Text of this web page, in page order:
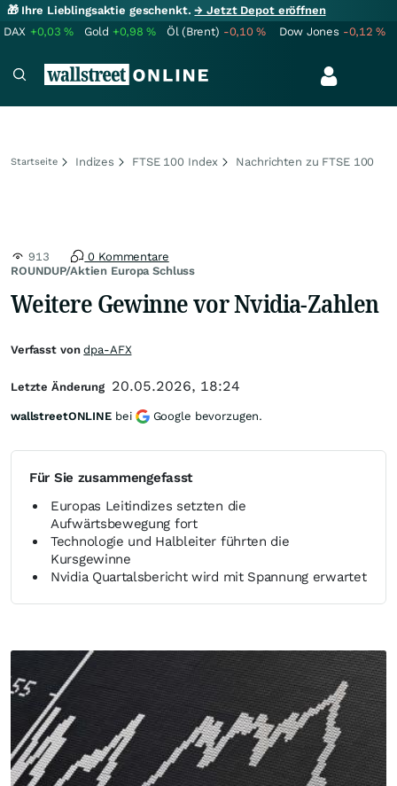
🎁 Ihre Lieblingsaktie geschenkt.→ Jetzt Depot eröffnen
DAX +0,03% Gold +0,98% Öl (Brent) -0,10% Dow Jones -0,12%
Startseite Indizes FTSE 100 Index Nachrichten zu FTSE 100
ROUNDUP/Aktien Europa Schluss
913 0 Kommentare
Weitere Gewinne vor Nvidia-Zahlen
Für Sie zusammengefasst
Europas Leitindizes setzten die
Aufwärtsbewegung fort
Technologie und Halbleiter führten die
Kursgewinne
Nvidia Quartalsbericht wird mit Spannung erwartet
Verfasst vondpa-AFX
Letzte Änderung 20.05.2026, 18:24
wallstreetONLINE bei Google bevorzugen.